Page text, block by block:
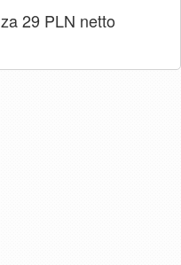
za 29 PLN netto